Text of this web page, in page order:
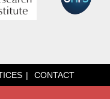
CONTACT